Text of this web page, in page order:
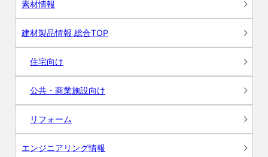
素材情報
建材製品情報 総合TOP
住宅向け
公共・商業施設向け
リフォーム
エンジニアリング情報